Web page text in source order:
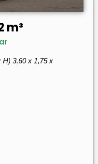
m³
H) 3,60 x 1,75 x